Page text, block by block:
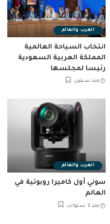
العرب والعالم
انتخاب السياحة العالمية
المملكة العربية السعودية
رئيسا لمجلسها
منذ سنتين
العرب والعالم
سوني أول كاميرا روبوتية في
العالم
منذ 3 سنوات